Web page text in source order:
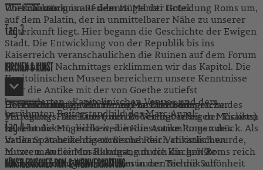
Wir schauen uns auf dem Hügel der Gründung Roms um,
auf dem Palatin, der in unmittelbarer Nähe zu unserer
Unterkunft liegt. Hier begann die Geschichte der Ewigen
Stadt. Die Entwicklung von der Republik bis ins
Kaiserreich veranschaulichen die Ruinen auf dem Forum
Romanum. Nachmittags erklimmen wir das Kapitol. Die
Kapitolinischen Museen bereichern unsere Kenntnisse
über die Antike mit der von Goethe zutiefst
bewunderten »Kapitolinischen Venus« und dem
berühmten Reiterstandbild des Marc Aurel.
Übernachtung im Residenza Maritti Hotel.
Frühstück
Tag3
KIRCHEN & KUNST
Heute Vormittag widmen wir uns der Bildsprache des
Mittelalters. Die Kunst, den Boden mit farbigen Mosaiken
zu schmücken, reicht weit in die Antike Roms zurück. Als
in der Spätantike das römische Reich christlich wurde,
nutzte man die Mosaikkunst, um die Kirchen Roms reich
zu dekorieren. Während man in der Technik auf
Der Nachmittag steht für eigene Erkundungen zur
Verfügung. Fakultativ (und bei Verfügbarkeit der Tickets)
besteht die Möglichkeit, die Kunstsammlungen des
Vatikans zu besichtigen: Besuch der Vatikanischen
Museen. Auf einem Rundgang durch die größte
Kunstsammlung der Welt bestaunen Sie die Schönheit
Übernachtung im Residenza Maritti Hotel.
Frühstück
Tag4
KÜNSTLERISCHES ROM & WEINVERKOSTUNG